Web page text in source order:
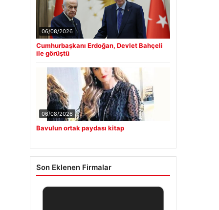
06/08/2026
Cumhurbaşkanı Erdoğan, Devlet Bahçeli
ile görüştü
06/08/2026
Bavulun ortak paydası kitap
Son Eklenen Firmalar